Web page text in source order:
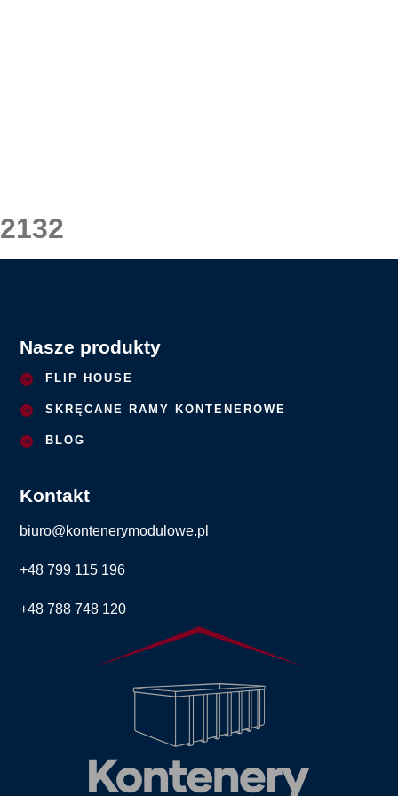
2132
Nasze produkty
FLIP HOUSE
SKRĘCANE RAMY KONTENEROWE
BLOG
Kontakt
biuro@kontenerymodulowe.pl
+48 799 115 196
+48 788 748 120